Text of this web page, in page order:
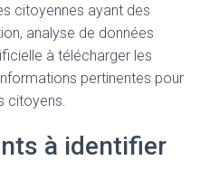
citoyennes ayant des
analyse de données
à télécharger les
pertinentes pour
citoyens.
à identifier